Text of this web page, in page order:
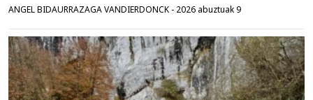
ANGEL BIDAURRAZAGA VANDIERDONCK - 2026 abuztuak 9